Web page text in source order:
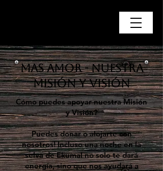
Mas Amor - Nuestra
Misión y Visión
Cómo puedes apoyar nuestra Misión
y Visión?
Puedes donar o alojarte con
nosotros! Incluso una noche en la
selva de Ekumal no solo te dará
energía, sino que nos ayudará a